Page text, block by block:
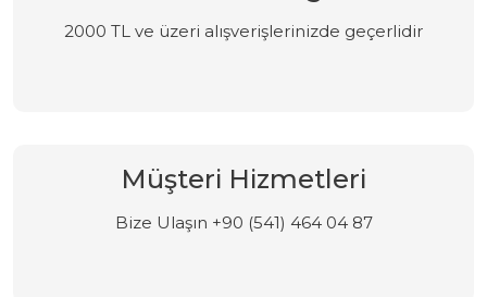
2000 TL ve üzeri alışverişlerinizde geçerlidir
Müşteri Hizmetleri
Bize Ulaşın +90 (541) 464 04 87